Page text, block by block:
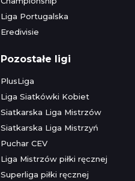
Liga Portugalska
Eredivisie
Pozostałe ligi
PlusLiga
Liga Siatkówki Kobiet
Siatkarska Liga Mistrzów
Siatkarska Liga Mistrzyń
Puchar CEV
Liga Mistrzów piłki ręcznej
Superliga piłki ręcznej